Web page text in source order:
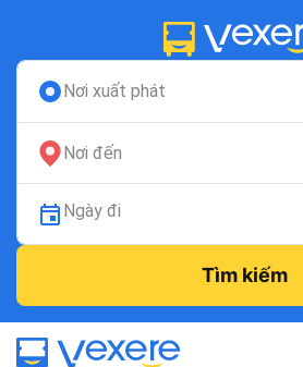
Nơi xuất phát
Nơi đến
Ngày đi
Tìm kiếm